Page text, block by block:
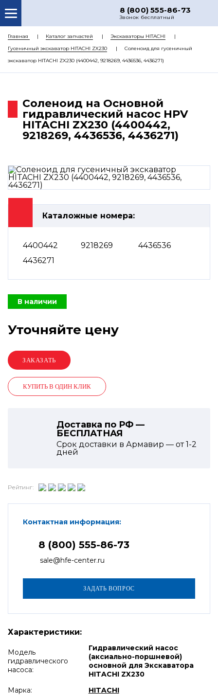
8 (800) 555-86-73
Звонок бесплатный
О НАС
КАТАЛОГ ЗАПЧАСТЕЙ
РЕМОНТ
ЦЕНЫ
КОНТАКТЫ
Главная Каталог запчастей
Экскаваторы HITACHI
Гусеничный экскаватор HITACHI ZX230
Соленоид для гусеничный
экскаватор HITACHI ZX230 (4400442, 9218269, 4436536, 4436271)
Соленоид на Основной
гидравлический насос HPV
HITACHI ZX230 (4400442,
9218269, 4436536, 4436271)
Каталожные номера:
4400442 9218269
4436536
4436271
В наличии
Уточняйте цену
КУПИТЬ В ОДИН КЛИК
Доставка по РФ —
БЕСПЛАТНАЯ
Срок доставки в Армавир — от1-2
дней
Рейтинг:
Контактная информация:
8 (800) 555-86-73
sale@hfe-center.ru
Характеристики:
Модель
гидравлического
насоса:
Гидравлический насос
(аксиально-поршневой)
основной для Экскаватора
HITACHI ZX230
Марка:
HITACHI